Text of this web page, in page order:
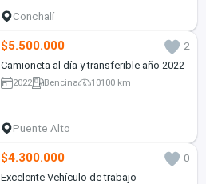
Conchalí
$5.500.000
2
Camioneta al día y transferible año 2022
2022 Bencina 10100 km
Puente Alto
$4.300.000
0
Excelente Vehículo de trabajo